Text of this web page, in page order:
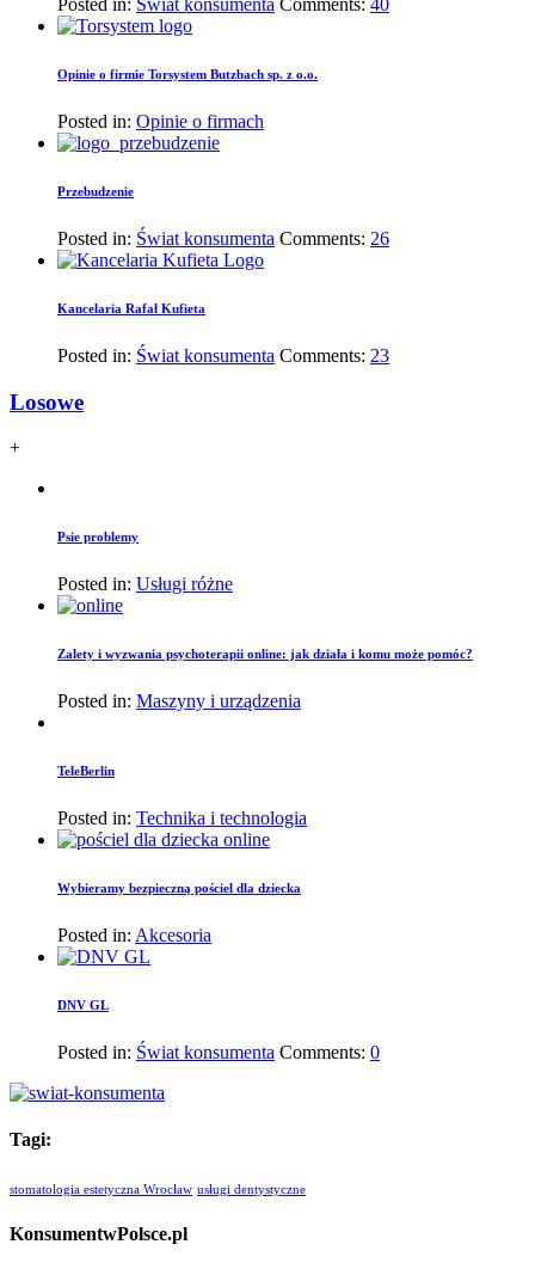
Posted in: Świat konsumenta Comments: 40
Opinie o firmie Torsystem Butzbach sp. z o.o.
Posted in: Opinie o firmach
Przebudzenie
Posted in: Świat konsumenta Comments: 26
Kancelaria Rafał Kufieta
Posted in: Świat konsumenta Comments: 23
Losowe
+
Psie problemy
Posted in: Usługi różne
Zalety i wyzwania psychoterapii online: jak działa i komu może pomóc?
Posted in: Maszyny i urządzenia
TeleBerlin
Posted in: Technika i technologia
Wybieramy bezpieczną pościel dla dziecka
Posted in: Akcesoria
DNV GL
Posted in: Świat konsumenta Comments: 0
Tagi:
stomatologia estetyczna Wrocław usługi dentystyczne
KonsumentwPolsce.pl